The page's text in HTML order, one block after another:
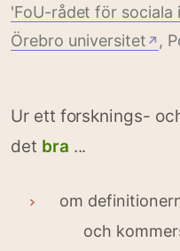
'FoU-rådet för sociala
Örebro universitet ↗ ,
Ur ett forsknings-
det bra ...
om
och